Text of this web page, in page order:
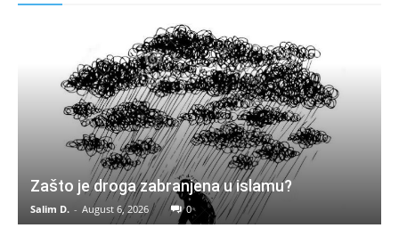
Zašto je droga zabranjena u islamu?
Salim D. - August 6, 2026 0